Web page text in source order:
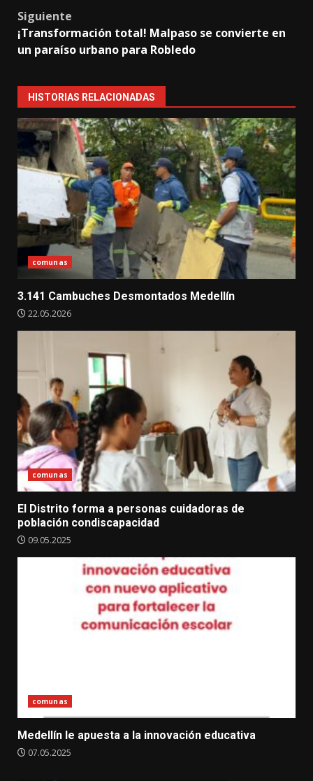
Siguiente
¡Transformación total! Malpaso se convierte en
un paraíso urbano para Robledo
HISTORIAS RELACIONADAS
comunas
3.141 Cambuches Desmontados Medellín
22.05.2026
comunas
El Distrito forma a personas cuidadoras de
población condiscapacidad
09.05.2025
comunas
Medellín le apuesta a la innovación educativa
07.05.2025